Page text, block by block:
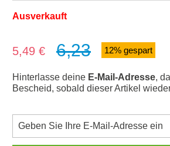
Ausverkauft
Verkaufspreis:
5,49 € 6,23 12% gespart
Hinterlasse deine E-Mail-Adresse,
Bescheid, sobald dieser Artikel